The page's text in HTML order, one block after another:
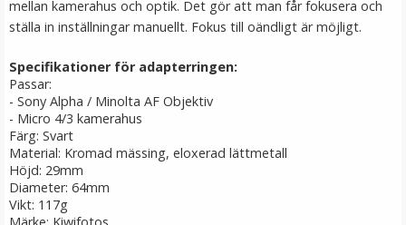
★★★★★
LÄGG I VARUKORG
mellan kamerahus och optik. Det gör att man får fokusera och
ställa in inställningar manuellt. Fokus till oändligt är möjligt.
Specifikationer för adapterringen:
Passar:
- Sony Alpha / Minolta AF Objektiv
- Micro 4/3 kamerahus
Färg: Svart
Material: Kromad mässing, eloxerad lättmetall
Höjd: 29mm
Diameter: 64mm
Vikt: 117g